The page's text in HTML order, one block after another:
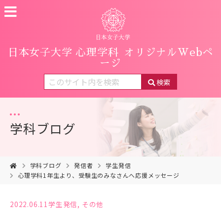
日本女子大学 心理学科
オリジナルWebペ
ージ
検索
学科ブログ
学科ブログ 発信者
学生発信
心理学科1年生より、受験生のみなさんへ応援メッセージ
2022.06.11学生発信, その他